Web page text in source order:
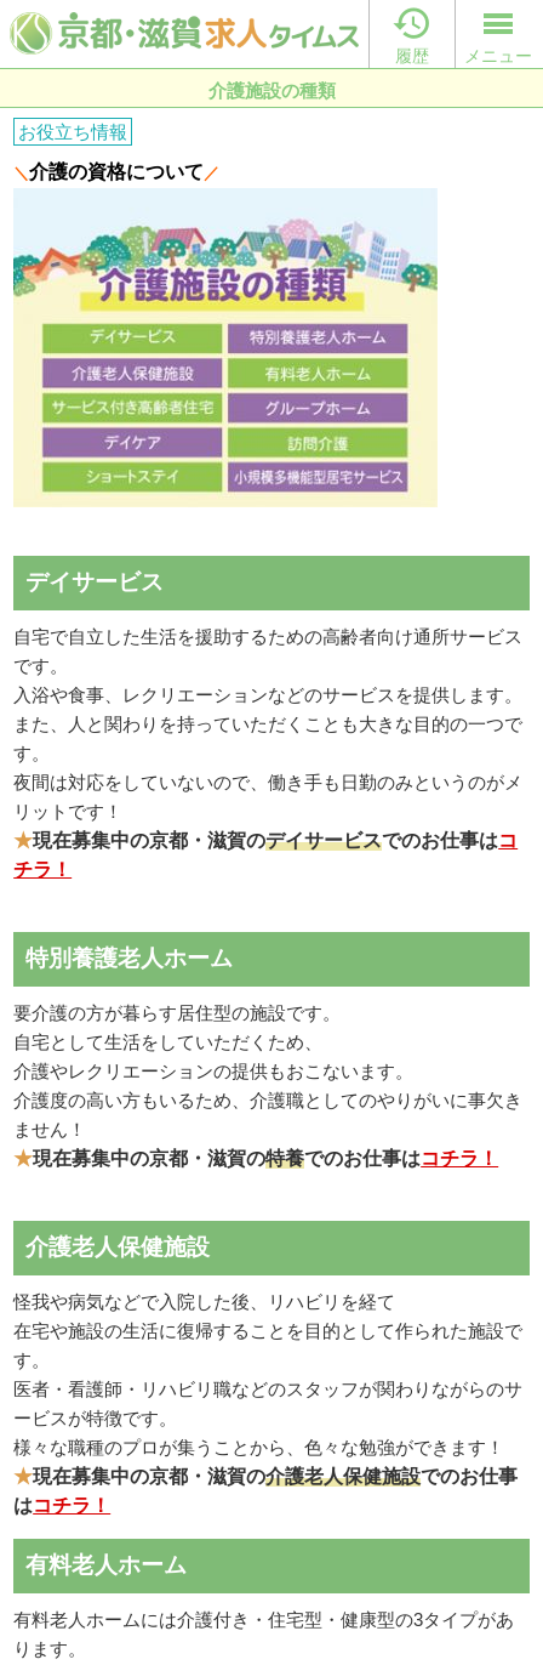

履歴 メニュー
介護施設の種類
お役立ち情報
＼介護の資格について ／
デイサービス
自宅で自立した生活を援助するための高齢者向け通所サービス
です。
入浴や食事、レクリエーションなどのサービスを提供します。
また、人と関わりを持っていただくことも大きな目的の一つで
す。
夜間は対応をしていないので、働き手も日勤のみというのがメ
リットです！
★現在募集中の京都・滋賀のデイサービスでのお仕事はコ
チラ！
特別養護老人ホーム
要介護の方が暮らす居住型の施設です。
自宅として生活をしていただくため、
介護やレクリエーションの提供もおこないます。
介護度の高い方もいるため、介護職としてのやりがいに事欠き
ません！
★現在募集中の京都・滋賀の特養でのお仕事はコチラ！
介護老人保健施設
怪我や病気などで入院した後、リハビリを経て
在宅や施設の生活に復帰することを目的として作られた施設で
す。
医者・看護師・リハビリ職などのスタッフが関わりながらのサ
ービスが特徴です。
様々な職種のプロが集うことから、色々な勉強ができます！
★現在募集中の京都・滋賀の介護老人保健施設でのお仕事
はコチラ！
有料老人ホーム
有料老人ホームには介護付き・住宅型・健康型の3タイプがあ
ります。